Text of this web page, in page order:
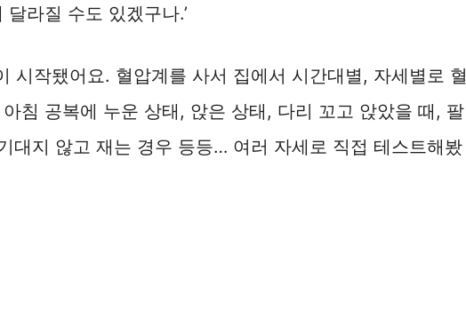
라질 수도 있겠구나.’
시작됐어요. 혈압계를 사서 집에서 시간대별, 자세별로 혈
침 공복에 누운 상태, 앉은 상태, 다리 꼬고 앉았을 때, 팔
대지 않고 재는 경우 등등… 여러 자세로 직접 테스트해봤